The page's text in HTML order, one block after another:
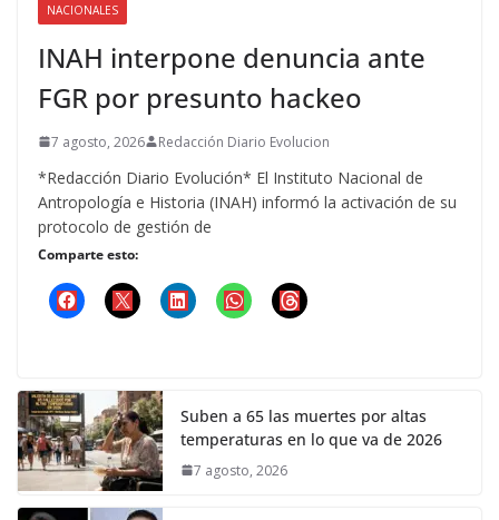
NACIONALES
INAH interpone denuncia ante
FGR por presunto hackeo
7 agosto, 2026 Redacción Diario Evolucion
*Redacción Diario Evolución* El Instituto Nacional de
Antropología e Historia (INAH) informó la activación de su
protocolo de gestión de
Comparte esto:
Suben a 65 las muertes por altas
temperaturas en lo que va de 2026
7 agosto, 2026